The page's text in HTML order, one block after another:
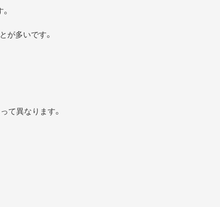
が多いです。
て異なります。